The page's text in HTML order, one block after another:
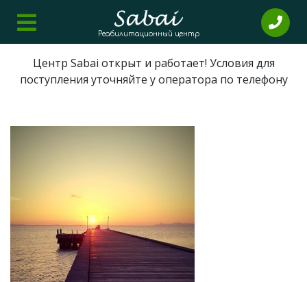
Центр Sabai открыт и работает! Условия для
поступления уточняйте у оператора по телефону
Реабилитационный центр